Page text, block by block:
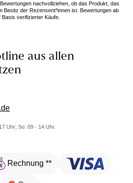
nachvollziehen, ob das Produkt, das
Besitz der Rezensent*innen ist. Bewertungen ab
verifizierter Käufe.
aus allen
Uhr; So: 09 - 14 Uhr.
Rechnung **